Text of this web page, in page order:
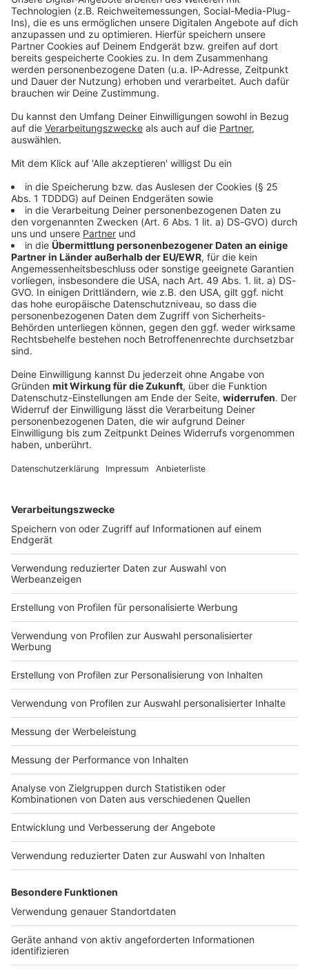
Studio Hotline
Kontaktformular
Sprachnachricht
© dpa-infocom, dpa:260121-930-574242/4
Sport
Polnische Fahrerin siegt am Mont Ventoux
und holt Tour-Gelb
«Berg des Schreckens», «Gigant der Provence»,
«kahler Riese». Namen für den Mont Ventoux gibt es
Phinney den Berg so gut wie keine andere Fahrerin.
DEINE GEMERKTEN ARTIKEL
Du hast dir noch keine Artikel gemerkt
Markiere sie hierfür mit einem
Impressum
Nutzungsbedingungen
Jobs
Presse
Werben
Archiv
ANTENNE BAYERN GROUP
Stiftung ANTENNE BAYERN
hilft
Kontakt
Studio-Hotline
Verkehrs-Hotline
Newsletter